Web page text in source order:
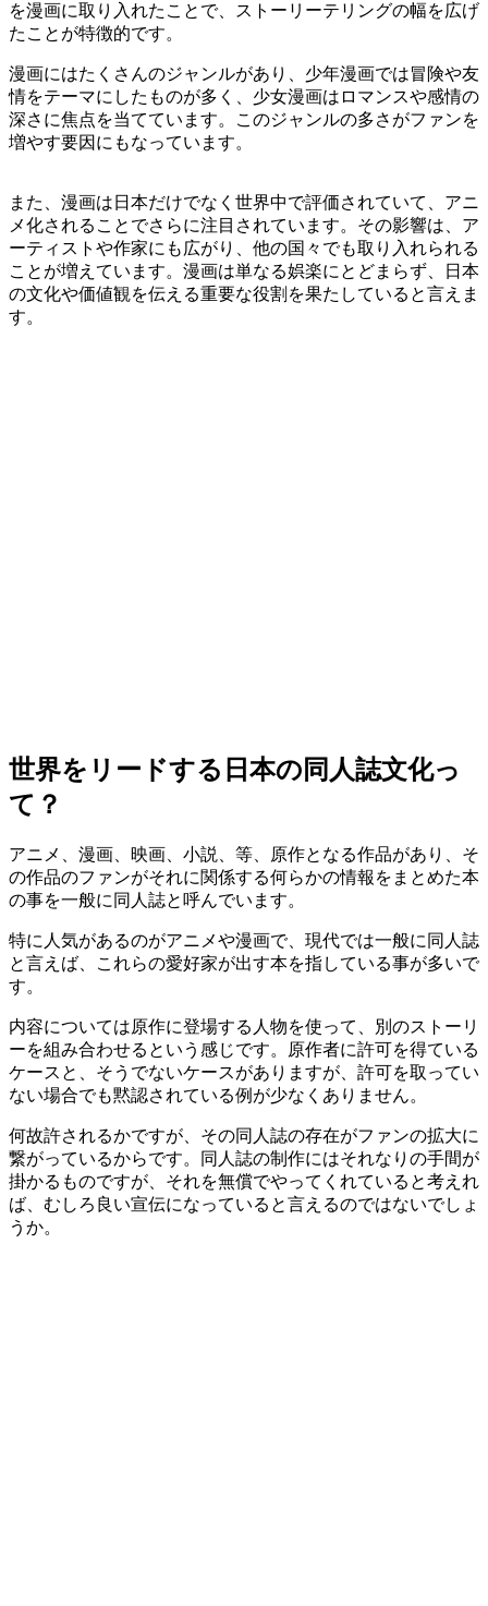
を漫画に取り入れたことで、ストーリーテリングの幅を広げ
たことが特徴的です。
漫画にはたくさんのジャンルがあり、少年漫画では冒険や友
情をテーマにしたものが多く、少女漫画はロマンスや感情の
深さに焦点を当てています。このジャンルの多さがファンを
増やす要因にもなっています。
また、漫画は日本だけでなく世界中で評価されていて、アニ
メ化されることでさらに注目されています。その影響は、ア
ーティストや作家にも広がり、他の国々でも取り入れられる
ことが増えています。漫画は単なる娯楽にとどまらず、日本
の文化や価値観を伝える重要な役割を果たしていると言えま
す。
世界をリードする日本の同人誌文化っ
て？
アニメ、漫画、映画、小説、等、原作となる作品があり、そ
の作品のファンがそれに関係する何らかの情報をまとめた本
の事を一般に同人誌と呼んでいます。
特に人気があるのがアニメや漫画で、現代では一般に同人誌
と言えば、これらの愛好家が出す本を指している事が多いで
す。
内容については原作に登場する人物を使って、別のストーリ
ーを組み合わせるという感じです。原作者に許可を得ている
ケースと、そうでないケースがありますが、許可を取ってい
ない場合でも黙認されている例が少なくありません。
何故許されるかですが、その同人誌の存在がファンの拡大に
繋がっているからです。同人誌の制作にはそれなりの手間が
掛かるものですが、それを無償でやってくれていると考えれ
ば、むしろ良い宣伝になっていると言えるのではないでしょ
うか。